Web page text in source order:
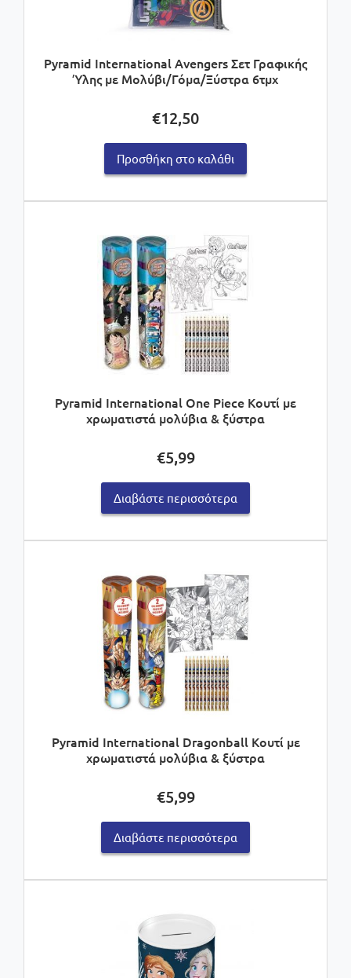
Pyramid International Avengers Σετ Γραφικής
Ύλης με Μολύβι/Γόμα/Ξύστρα 6τμχ
€12,50
Προσθήκη στο καλάθι
Pyramid International One Piece Κουτί με
χρωματιστά μολύβια & ξύστρα
€5,99
Διαβάστε περισσότερα
Pyramid International Dragonball Κουτί με
χρωματιστά μολύβια & ξύστρα
€5,99
Διαβάστε περισσότερα